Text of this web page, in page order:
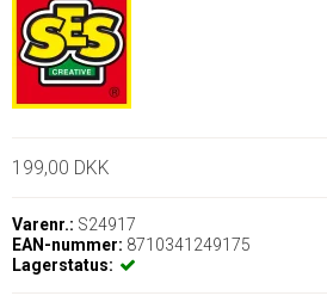
199,00 DKK
Varenr.: S24917
EAN-nummer: 8710341249175
Lagerstatus: